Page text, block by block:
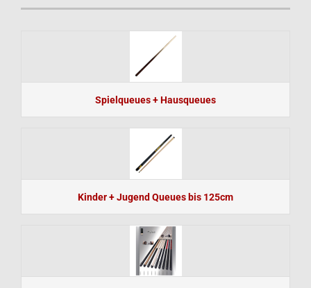
Spielqueues + Hausqueues
Kinder + Jugend Queues bis 125cm